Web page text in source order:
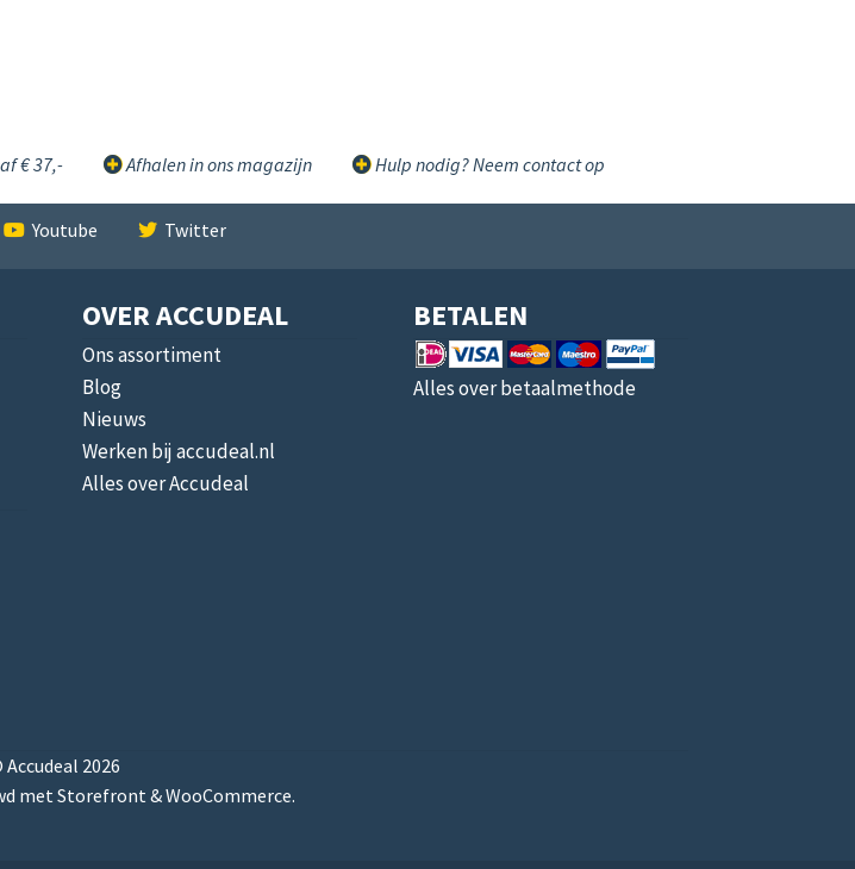
€ 37,- Afhalen in ons magazijn Hulp nodig? Neem contact op
Youtube Twitter
OVER ACCUDEAL
Ons assortiment
Blog
Nieuws
Werken bij accudeal.nl
Alles over Accudeal
BETALEN
Alles over betaalmethode
2026
met Storefront & WooCommerce.